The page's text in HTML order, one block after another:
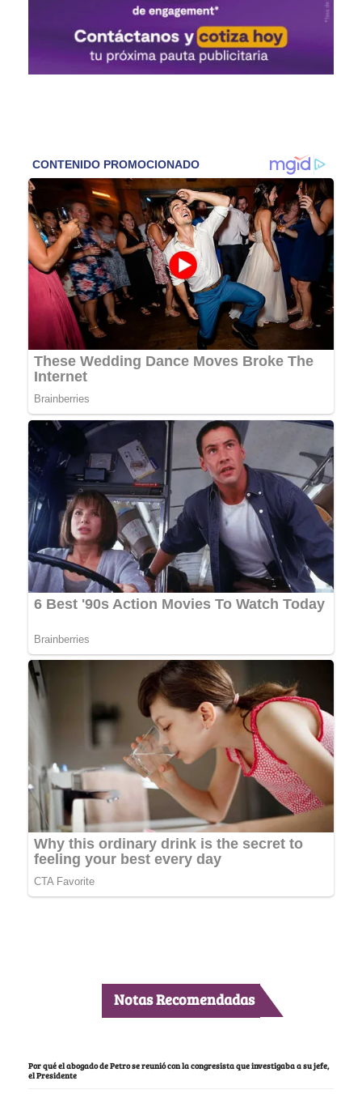
Notas Recomendadas
Por qué el abogado de Petro se reunió con la congresista que investigaba a su jefe,
el Presidente